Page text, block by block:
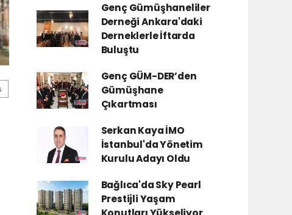
Genç Gümüşhaneliler
Derneği Ankara'daki
Derneklerle İftarda
Buluştu
Genç GÜM-DER’den
Gümüşhane
Çıkartması
Serkan Kaya İMO
İstanbul'da Yönetim
Kurulu Adayı Oldu
Bağlıca'da Sky Pearl
Prestijli Yaşam